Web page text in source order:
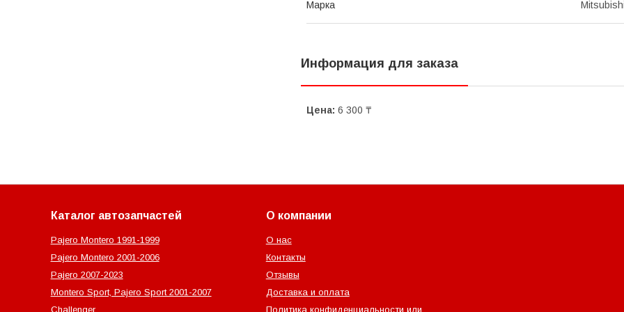
Марка
Информация для заказа
Цена: 6 300 ₸
Каталог автозапчастей
Pajero Montero 1991-1999
Pajero Montero 2001-2006
Pajero 2007-2023
Montero Sport, Pajero Sport 2001-2007
Challenger
О компании
О нас
Контакты
Отзывы
Доставка и оплата
Политика конфиденциальности или